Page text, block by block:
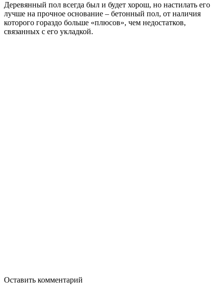
Деревянный пол всегда был и будет хорош, но настилать его
лучше на прочное основание – бетонный пол, от наличия
которого гораздо больше «плюсов», чем недостатков,
связанных с его укладкой.
Оставить комментарий